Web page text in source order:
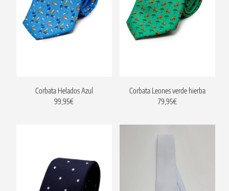
Corbata Helados Azul
99,95€
Corbata Leones verde hierba
79,95€